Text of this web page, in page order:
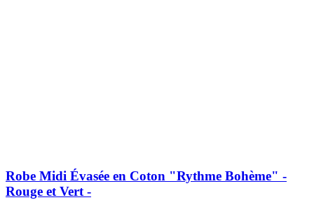
Robe Midi Évasée en Coton "Rythme Bohème" -
Rouge et Vert -